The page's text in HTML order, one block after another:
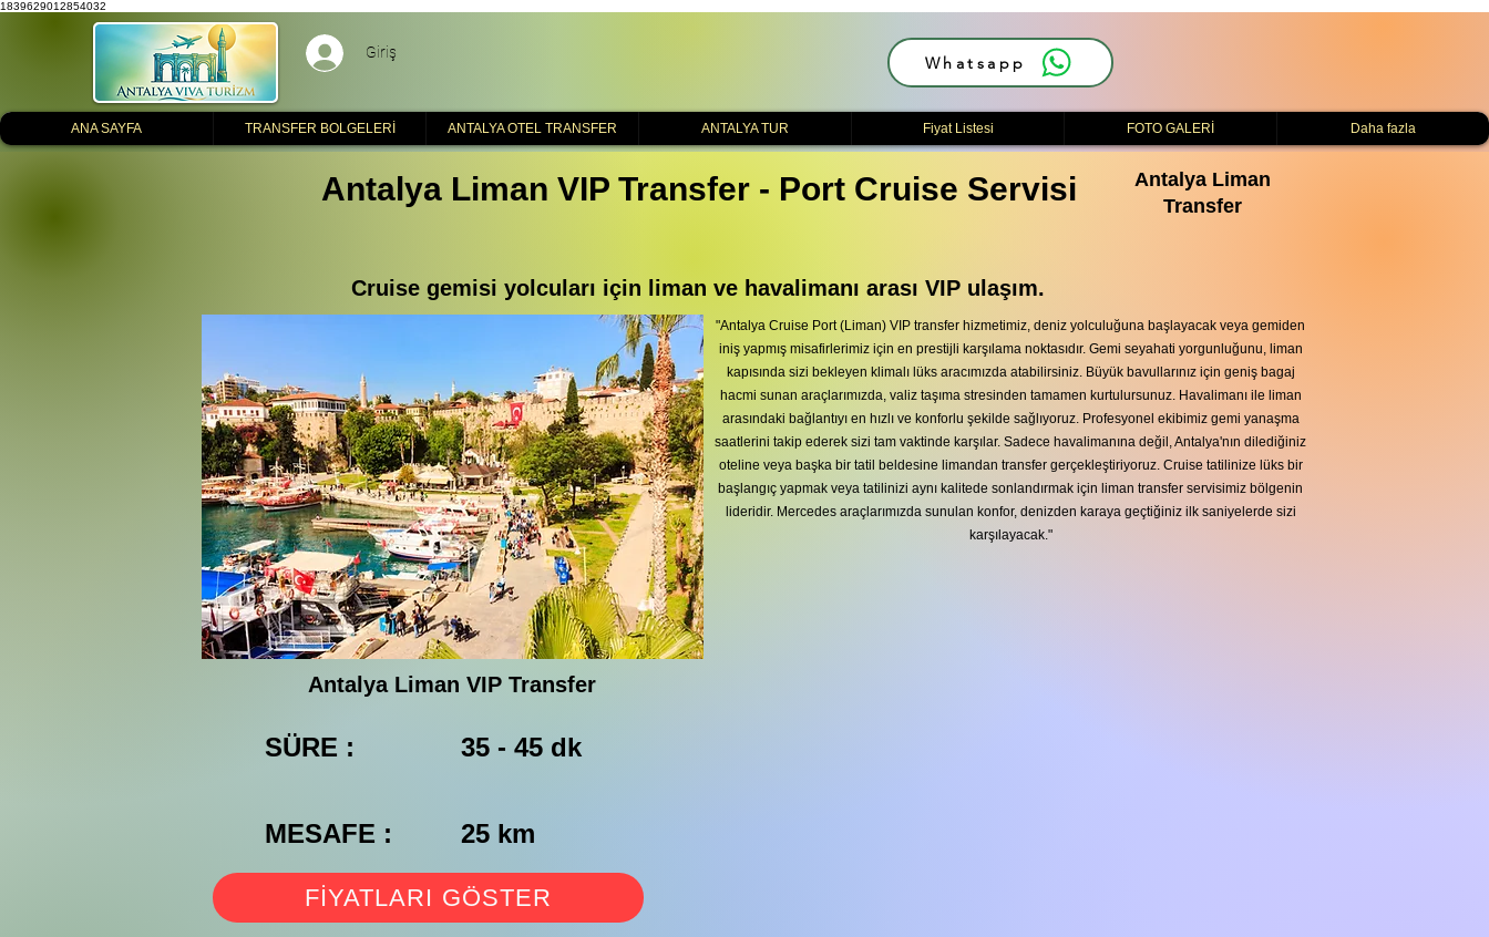
1839629012854032
Giriş
Whatsapp
ANA SAYFA TRANSFER BOLGELERİ ANTALYA OTEL TRANSFER ANTALYA TUR Fiyat Listesi FOTO GALERİ Daha fazla
Antalya Liman VIP Transfer - Port Cruise Servisi
Antalya Liman
Transfer
Cruise gemisi yolcuları için liman ve havalimanı arası VIP ulaşım.
Antalya Liman VIP Transfer
SÜRE :
MESAFE :
35 - 45 dk
25 km
FİYATLARI GÖSTER
"Antalya Cruise Port (Liman) VIP transfer hizmetimiz, deniz yolculuğuna başlayacak veya gemiden
iniş yapmış misafirlerimiz için en prestijli karşılama noktasıdır. Gemi seyahati yorgunluğunu, liman
kapısında sizi bekleyen klimalı lüks aracımızda atabilirsiniz. Büyük bavullarınız için geniş bagaj
hacmi sunan araçlarımızda, valiz taşıma stresinden tamamen kurtulursunuz. Havalimanı ile liman
arasındaki bağlantıyı en hızlı ve konforlu şekilde sağlıyoruz. Profesyonel ekibimiz gemi yanaşma
saatlerini takip ederek sizi tam vaktinde karşılar. Sadece havalimanına değil, Antalya'nın dilediğiniz
oteline veya başka bir tatil beldesine limandan transfer gerçekleştiriyoruz. Cruise tatilinize lüks bir
başlangıç yapmak veya tatilinizi aynı kalitede sonlandırmak için liman transfer servisimiz bölgenin
lideridir. Mercedes araçlarımızda sunulan konfor, denizden karaya geçtiğiniz ilk saniyelerde sizi
karşılayacak."